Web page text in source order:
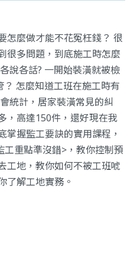
怎麼做才能不花冤枉錢？ 很
很多問題，到底施工時怎麼
說各話? 一開始裝潢就被檢
怎麼知道工班在施工時有
統計，居家裝潢常見的糾
，高達150件，還好現在我
掌握監工要訣的實用課程，
工重點準沒錯>，教你控制預
工地，教你如何不被工班唬
了解工地實務。